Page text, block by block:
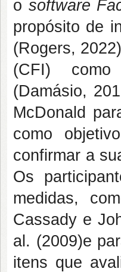
o software
propósito de
(Rogers,
(CFI) como
(Damásio,
McDonald
como
confirmar a
Os
medidas,
Cassady e
al. (2009)e
itens que